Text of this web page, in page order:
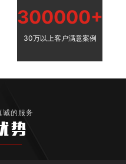
300000+
30万以上客户满意案例
诚的服务
势